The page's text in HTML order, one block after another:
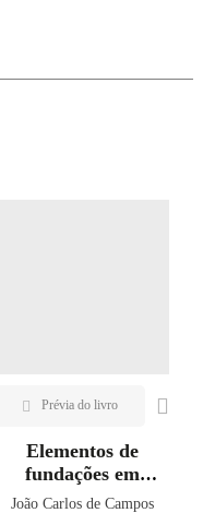
Elementos de
fundações em
concreto - 2ª ed.
João Carlos de Campos